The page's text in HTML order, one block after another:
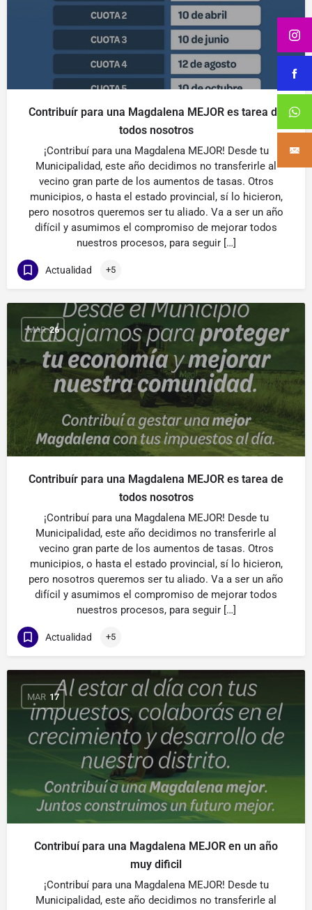
Contribuír para una Magdalena MEJOR es tarea de
todos nosotros
¡Contribuí para una Magdalena MEJOR! Desde tu
Municipalidad, este año decidimos no transferirle al
vecino gran parte de los aumentos de tasas. Otros
municipios, o hasta el estado provincial, sí lo hicieron,
pero nosotros queremos ser tu aliado. Va a ser un año
difícil y asumimos el compromiso de mejorar todos
nuestros procesos, para seguir […]
Actualidad +5
MAR 26
Contribuír para una Magdalena MEJOR es tarea de
todos nosotros
¡Contribuí para una Magdalena MEJOR! Desde tu
Municipalidad, este año decidimos no transferirle al
vecino gran parte de los aumentos de tasas. Otros
municipios, o hasta el estado provincial, sí lo hicieron,
pero nosotros queremos ser tu aliado. Va a ser un año
difícil y asumimos el compromiso de mejorar todos
nuestros procesos, para seguir […]
Actualidad +5
MAR 17
Contribuí para una Magdalena MEJOR en un año
muy dificil
¡Contribuí para una Magdalena MEJOR! Desde tu
Municipalidad, este año decidimos no transferirle al